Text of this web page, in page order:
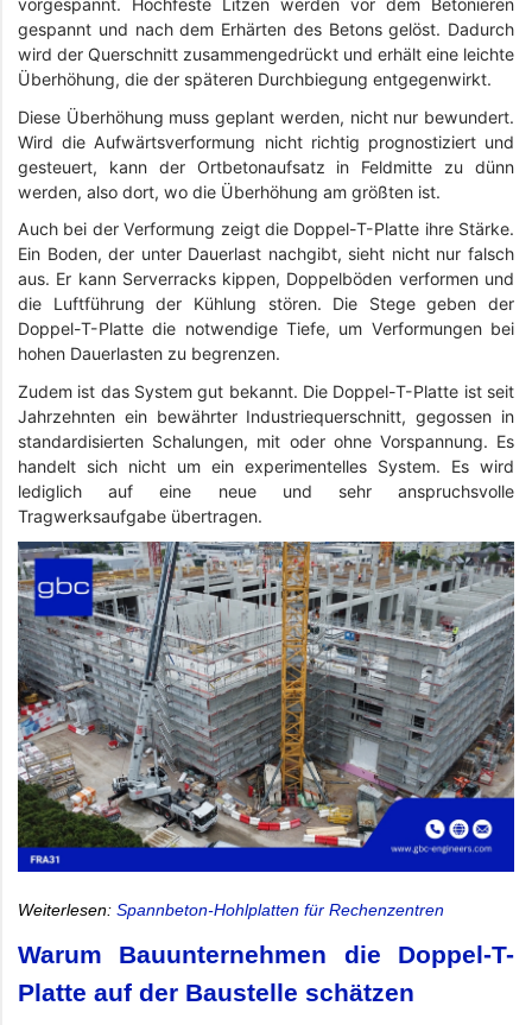
vorgespannt. Hochfeste Litzen werden vor dem Betonieren
gespannt und nach dem Erhärten des Betons gelöst. Dadurch
wird der Querschnitt zusammengedrückt und erhält eine leichte
Überhöhung, die der späteren Durchbiegung entgegenwirkt.
Diese Überhöhung muss geplant werden, nicht nur bewundert.
Wird die Aufwärtsverformung nicht richtig prognostiziert und
gesteuert, kann der Ortbetonaufsatz in Feldmitte zu dünn
werden, also dort, wo die Überhöhung am größten ist.
Auch bei der Verformung zeigt die Doppel-T-Platte ihre Stärke.
Ein Boden, der unter Dauerlast nachgibt, sieht nicht nur falsch
aus. Er kann Serverracks kippen, Doppelböden verformen und
die Luftführung der Kühlung stören. Die Stege geben der
Doppel-T-Platte die notwendige Tiefe, um Verformungen bei
hohen Dauerlasten zu begrenzen.
Zudem ist das System gut bekannt. Die Doppel-T-Platte ist seit
Jahrzehnten ein bewährter Industriequerschnitt, gegossen in
standardisierten Schalungen, mit oder ohne Vorspannung. Es
handelt sich nicht um ein experimentelles System. Es wird
lediglich auf eine neue und sehr anspruchsvolle
Tragwerksaufgabe übertragen.
Weiterlesen: Spannbeton-Hohlplatten für Rechenzentren
Warum Bauunternehmen die Doppel-T-
Platte auf der Baustelle schätzen